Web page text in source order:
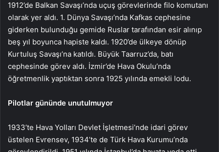
1912’de Balkan Savaşı’nda uçuş görevlerinde filo komutanı
olarak yer aldı. 1. Dünya Savaşı’nda Kafkas cephesine
giderken bulunduğu gemide Ruslar tarafından esir alınıp
beş yıl boyunca hapiste kaldı. 1920’de ülkeye dönüp
Kurtuluş Savaşı’na katıldı. Büyük Taarruz’da, batı
cephesinde görev aldı. İzmir’de Hava Okulu’nda
öğretmenlik yaptıktan sonra 1925 yılında emekli lodu.
Pilotlar gününde unutulmuyor
1933’te Hava Yolları Devlet İşletmesi’nde idari görev
üstelen Evrensev, 1934’te de Türk Hava Kurumu’nda